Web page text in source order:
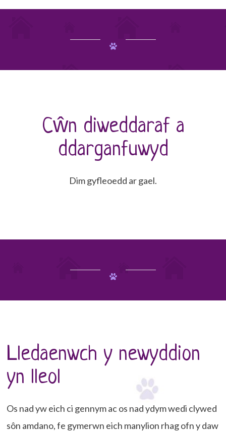
Cŵn diweddaraf a
ddarganfuwyd
Dim gyfleoedd ar gael.
Lledaenwch y newyddion
yn lleol
Os nad yw eich ci gennym ac os nad ydym wedi clywed
sôn amdano, fe gymerwn eich manylion rhag ofn y daw